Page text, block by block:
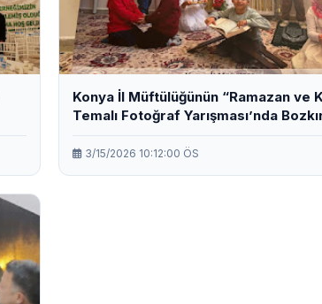
Konya İl Müftülüğünün “Ramazan ve
Temalı Fotoğraf Yarışması’nda
3/15/2026 10:12:00 ÖS